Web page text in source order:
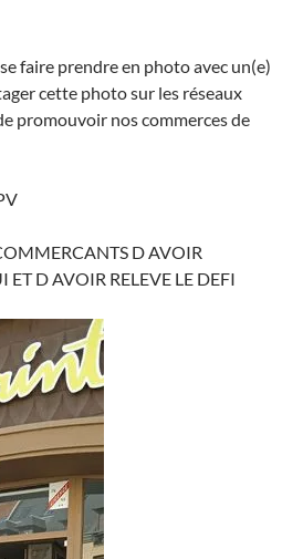
faire prendre en photo avec un(e)
cette photo sur les réseaux
promouvoir nos commerces de
D AVOIR
D AVOIR RELEVE LE DEFI